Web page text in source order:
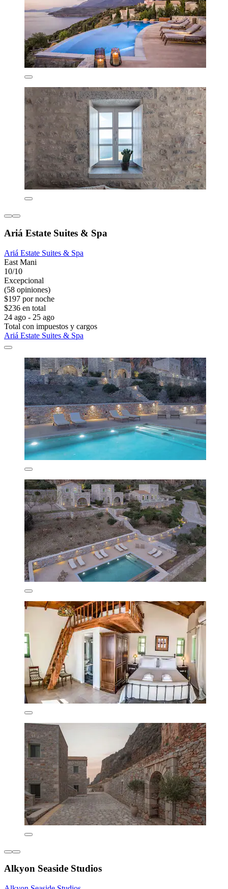
Ariá Estate Suites & Spa
Ariá Estate Suites & Spa
East Mani
10/10
Excepcional
(58 opiniones)
$197 por noche
$236 en total
24 ago - 25 ago
Total con impuestos y cargos
Ariá Estate Suites & Spa
Alkyon Seaside Studios